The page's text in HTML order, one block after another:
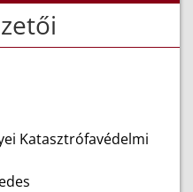
Katasztrófavédelmi